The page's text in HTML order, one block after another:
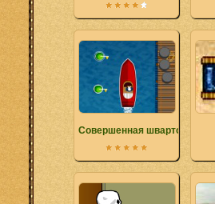
Совершенная швартовка